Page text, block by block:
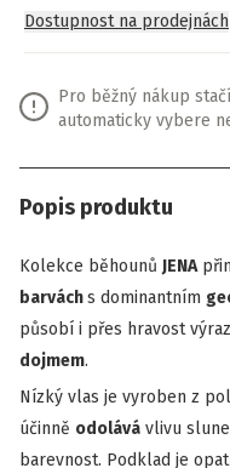
Dostupnost na prodejnách
Pro běžný nákup
automaticky vybere
Popis produktu
Kolekce běhounů JENA
barváchs dominantním
působí i přes hravost
dojmem.
Nízký vlas je vyroben z
účinně odolává vlivu
barevnost. Podklad je